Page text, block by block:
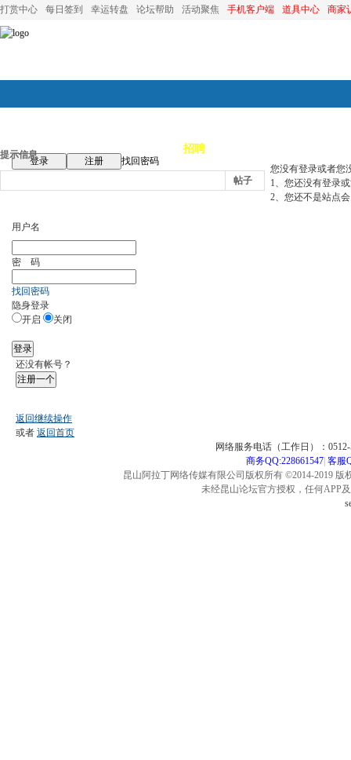
打赏中心 每日签到 幸运转盘 论坛帮助 活动聚焦 手机客户端 道具中心 商家
论坛首页 招聘
登录 注册
找回密码
帖子
提示信息
您没有登录或者您
1、您还没有登录
2、您还不是站点
用户名
密 码
找回密码
隐身登录
开启
关闭
登录
还没有帐号？
注册一个
返回继续操作
或者 返回首页
网络服务电话（工作日）：
商务QQ:228661547| 客服
昆山阿拉丁网络传媒有限公司版权所有 ©2014-2019
未经昆山论坛官方授权，任何APP